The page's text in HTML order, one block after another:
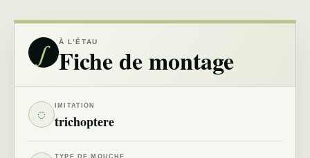
∫ À L’ÉTAU
Fiche de montage
◌ IMITATION
trichoptere
TYPE DE MOUCHE